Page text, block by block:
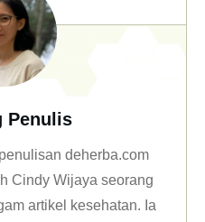
Penulis
deherba.com
Cindy Wijaya seorang
artikel kesehatan. Ia